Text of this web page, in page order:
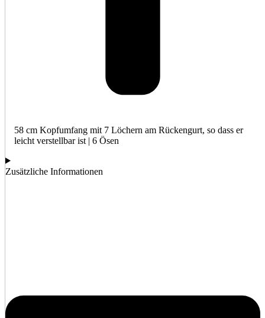
58 cm Kopfumfang mit 7 Löchern am Rückengurt, so dass er
leicht verstellbar ist | 6 Ösen
Zusätzliche Informationen